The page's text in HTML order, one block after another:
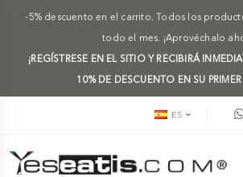
-5% descuento en el carrito. Todos los
todo el mes. ¡Aprovéchalo
¡REGÍSTRESE EN EL SITIO Y RECIBIRÁ
10% DE DESCUENTO EN SU
ES